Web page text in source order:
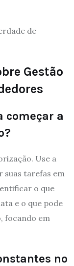
de
Gestão
começar a
Use a
suas tarefas em
o que
e o que pode
focando em
no